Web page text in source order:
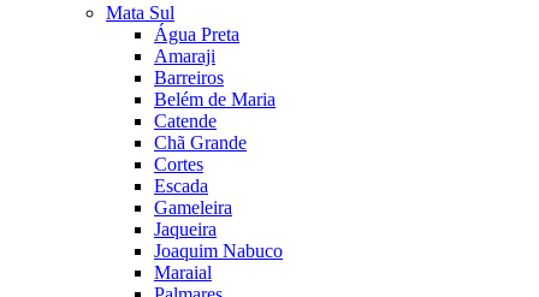
Mata Sul
Água Preta
Amaraji
Barreiros
Belém de Maria
Catende
Chã Grande
Cortes
Escada
Gameleira
Jaqueira
Joaquim Nabuco
Maraial